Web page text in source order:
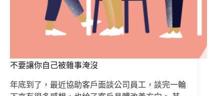
不要讓你自己被雜事淹沒
年底到了，最近協助客戶面談公司員工，談完一輪